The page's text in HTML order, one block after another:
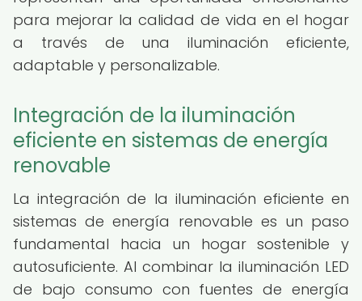
para mejorar la calidad de vida en el hogar
a través de una iluminación eficiente,
adaptable y personalizable.
Integración de la iluminación
eficiente en sistemas de energía
renovable
La integración de la iluminación eficiente en
sistemas de energía renovable es un paso
fundamental hacia un hogar sostenible y
autosuficiente. Al combinar la iluminación LED
de bajo consumo con fuentes de energía